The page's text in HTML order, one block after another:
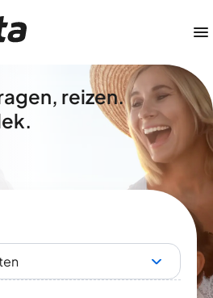
reizen.